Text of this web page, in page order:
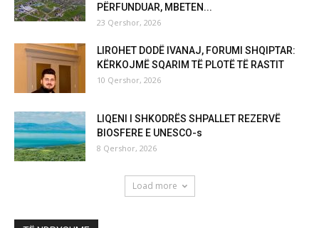
PËRFUNDUAR, MBETEN...
23 Qershor, 2026
LIROHET DODË IVANAJ, FORUMI SHQIPTAR:
KËRKOJMË SQARIM TË PLOTË TË RASTIT
10 Qershor, 2026
LIQENI I SHKODRËS SHPALLET REZERVË
BIOSFERE E UNESCO-s
8 Qershor, 2026
Load more